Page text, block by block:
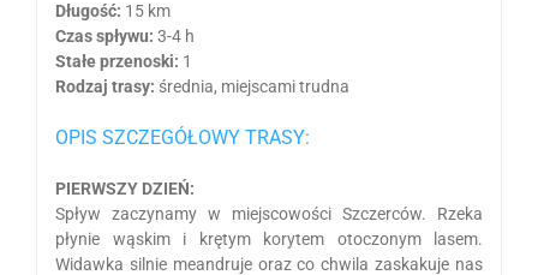
Długość: 15 km
Czas spływu: 3-4 h
Stałe przenoski: 1
Rodzaj trasy: średnia, miejscami trudna
OPIS SZCZEGÓŁOWY TRASY:
PIERWSZY DZIEŃ:
Spływ zaczynamy w miejscowości Szczerców. Rzeka
płynie wąskim i krętym korytem otoczonym lasem.
Widawka silnie meandruje oraz co chwila zaskakuje nas